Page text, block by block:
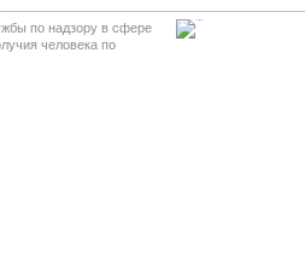
по надзору в сфере
человека по